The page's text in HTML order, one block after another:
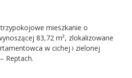
mieszkanie o
83,72 m², zlokalizowane
w cichej i zielonej
Reptach.